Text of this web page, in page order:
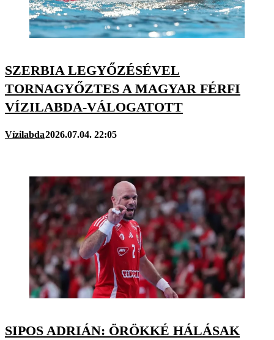
SZERBIA LEGYŐZÉSÉVEL
TORNAGYŐZTES A MAGYAR FÉRFI
VÍZILABDA-VÁLOGATOTT
Vízilabda2026.07.04. 22:05
SIPOS ADRIÁN: ÖRÖKKÉ HÁLÁSAK